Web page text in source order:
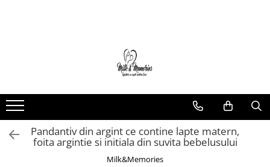
Brățări argint
Brățări șnur
Charm-uri
Cercei
Pandantiv din argint ce contine lapte matern,
foita argintie si initiala din suvita bebelusului
Milk&Memories